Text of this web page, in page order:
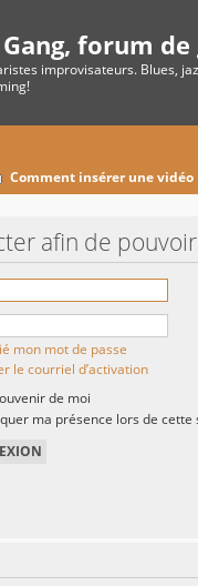
forum
improvisateurs. Blues,
Comment insérer une vidéo
afin de
mon mot de passe
le courriel d’activation
de moi
ma présence lors de cette